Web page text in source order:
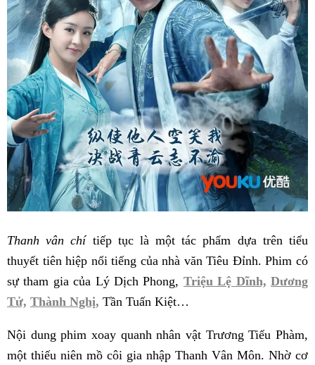
Thanh vân chítiếp tục là một tác phẩm dựa trên tiểu
thuyết tiên hiệp nổi tiếng của nhà văn Tiêu Đỉnh. Phim có
sự tham gia của Lý Dịch Phong, Triệu Lệ Dĩnh, Dương
Tử, Thành Nghị, Tần Tuấn Kiệt…
Nội dung phim xoay quanh nhân vật Trương Tiểu Phàm,
một thiếu niên mồ côi gia nhập Thanh Vân Môn. Nhờ cơ